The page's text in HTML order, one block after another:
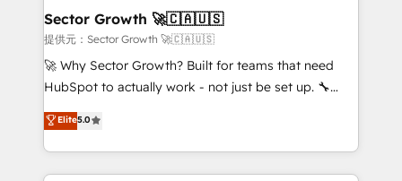
líder no ranking global de sucesso do cliente da
HubSpot.
Implementation Certified Partner and we contribute
to their advisory council. We strive to do 'good work
with good people' and have worked with incredible
brands. You can see some of them on our website,
Sector Growth 🚀🇨🇦🇺🇸
提供元：Sector Growth 🚀🇨🇦🇺🇸
🚀 Why Sector Growth? Built for teams that need
HubSpot to actually work - not just be set up. 🔧
HubSpot Experts: Onboarding, migrations,
automation, and training built for adoption. ⚡ Highly
Technical Execution: ERP, EMR and Custom
Integrations; complex builds delivered in weeks, not
Elite5.0